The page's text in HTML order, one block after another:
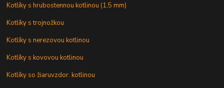
Kotlíky s hrubostennou kotlinou (1,5 mm)
Kotlíky s trojnožkou
Kotlíky s nerezovou kotlinou
Kotlíky s kovovou kotlinou
Kotlíky so žiaruvzdor. kotlinou